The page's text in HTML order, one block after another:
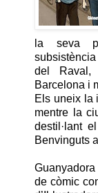
la seva
del
Barcelona i
Els uneix la
mentre la
destil·lant
Benvinguts
de còmic